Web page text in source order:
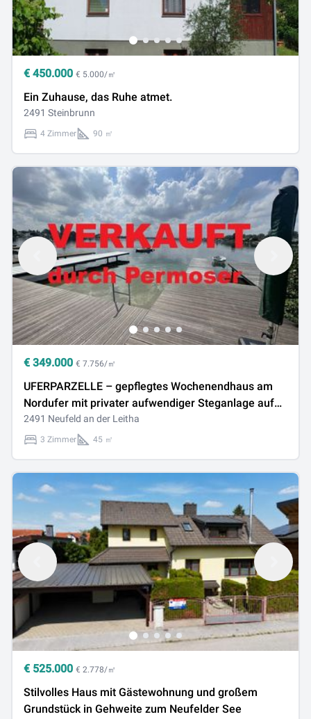
€ 450.000 € 5.000/㎡
Ein Zuhause, das Ruhe atmet.
2491 Steinbrunn
4 Zimmer 90 ㎡
€ 349.000 € 7.756/㎡
UFERPARZELLE – gepflegtes Wochenendhaus am
Nordufer mit privater aufwendiger Steganlage auf
Pachtgrund zu verkaufen
2491 Neufeld an der Leitha
3 Zimmer 45 ㎡
€ 525.000 € 2.778/㎡
Stilvolles Haus mit Gästewohnung und großem
Grundstück in Gehweite zum Neufelder See